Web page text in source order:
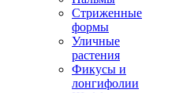
Стриженные
формы
Уличные
растения
Фикусы и
лонгифолии